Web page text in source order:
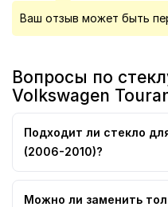
Ваш отзыв может быть
Вопросы по
Volkswagen
Подходит ли стекло
(2006-2010)?
Можно ли заменить